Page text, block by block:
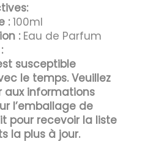
:100ml
:Eau de Parfum
susceptible
le temps. Veuillez
aux informations
l’emballage de
pour recevoir la liste
la plus à jour.